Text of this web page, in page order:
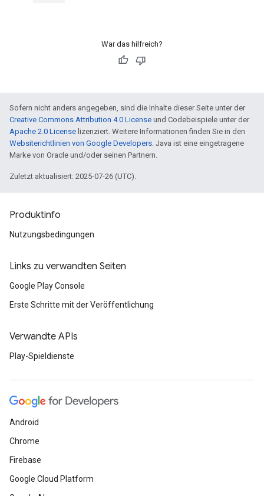
War das hilfreich?
Sofern nicht anders angegeben, sind die Inhalte dieser Seite unter der
Creative Commons Attribution 4.0 License und Codebeispiele unter der
Apache 2.0 License lizenziert. Weitere Informationen finden Sie in den
Websiterichtlinien von Google Developers. Java ist eine eingetragene
Marke von Oracle und/oder seinen Partnern.
Zuletzt aktualisiert: 2025-07-26 (UTC).
Produktinfo
Nutzungsbedingungen
Links zu verwandten Seiten
Google Play Console
Erste Schritte mit der Veröffentlichung
Verwandte APIs
Play-Spieldienste
Android
Chrome
Firebase
Google Cloud Platform